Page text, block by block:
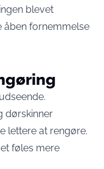
blevet
åben fornemmelse
dørskinner
lettere at rengøre.
føles mere